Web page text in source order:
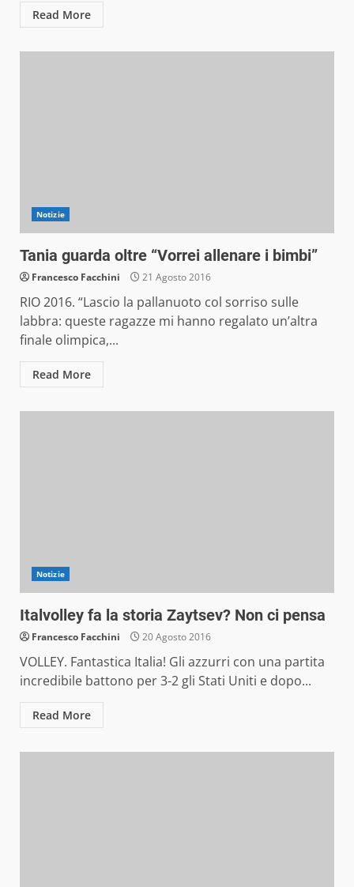
Read More
Notizie
Tania guarda oltre “Vorrei allenare i bimbi”
Francesco Facchini 21 Agosto 2016
RIO 2016. “Lascio la pallanuoto col sorriso sulle
labbra: queste ragazze mi hanno regalato un’altra
finale olimpica,...
Read More
Notizie
Italvolley fa la storia Zaytsev? Non ci pensa
Francesco Facchini 20 Agosto 2016
VOLLEY. Fantastica Italia! Gli azzurri con una partita
incredibile battono per 3-2 gli Stati Uniti e dopo...
Read More